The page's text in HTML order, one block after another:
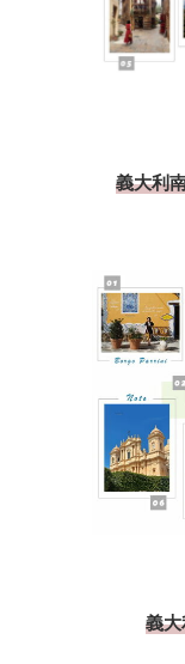
義大利
義